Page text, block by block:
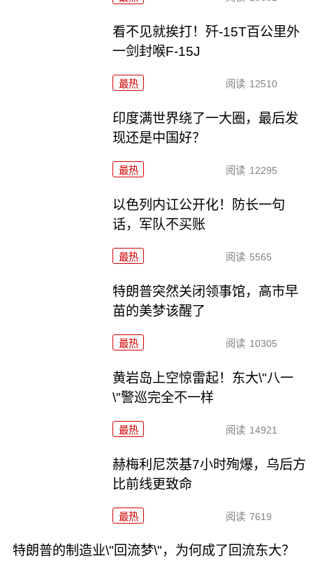
看不见就挨打！歼-15T百公里外
一剑封喉F-15J
最热 阅读 12510
印度满世界绕了一大圈，最后发
现还是中国好？
最热 阅读 12295
以色列内讧公开化！防长一句
话，军队不买账
最热 阅读 5565
特朗普突然关闭领事馆，高市早
苗的美梦该醒了
最热 阅读 10305
黄岩岛上空惊雷起！东大\"八一
\"警巡完全不一样
最热 阅读 14921
赫梅利尼茨基7小时殉爆，乌后方
比前线更致命
最热 阅读 7619
特朗普的制造业\"回流梦\"，为何成了回流东大？